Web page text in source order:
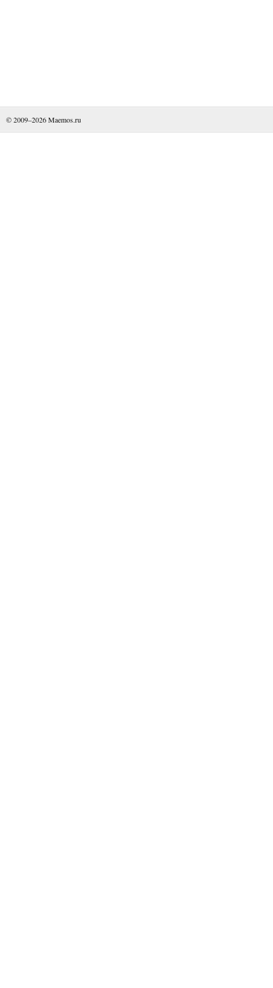
© 2009–2026Maemos.ru